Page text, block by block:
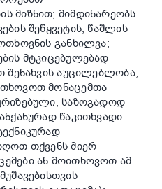
მიზნით; მიმდინარეობს
შეწყვეტის, წაშლის
განხილვა;
მტკიცებულებად
შენახვის აუცილებლობა;
მონაცემთა
საზოგადოდ
წაკითხვადი
თქვენს მიერ
ან მოითხოვოთ ამ